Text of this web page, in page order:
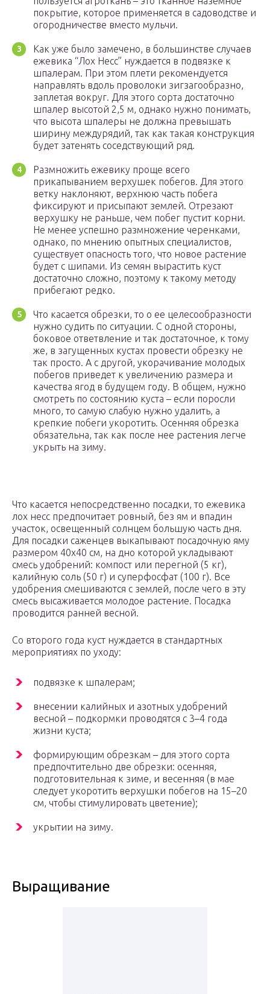
покрытие, которое применяется в садоводстве и
огородничестве вместо мульчи.
Как уже было замечено, в большинстве случаев
ежевика “Лох Несс” нуждается в подвязке к
шпалерам. При этом плети рекомендуется
направлять вдоль проволоки зигзагообразно,
заплетая вокруг. Для этого сорта достаточно
шпалер высотой 2,5 м, однако нужно понимать,
что высота шпалеры не должна превышать
ширину междурядий, так как такая конструкция
будет затенять соседствующий ряд.
Размножить ежевику проще всего
прикапыванием верхушек побегов. Для этого
ветку наклоняют, верхнюю часть побега
фиксируют и присыпают землей. Отрезают
верхушку не раньше, чем побег пустит корни.
Не менее успешно размножение черенками,
однако, по мнению опытных специалистов,
существует опасность того, что новое растение
будет с шипами. Из семян вырастить куст
достаточно сложно, поэтому к такому методу
прибегают редко.
Что касается обрезки, то о ее целесообразности
нужно судить по ситуации. С одной стороны,
боковое ответвление и так достаточное, к тому
же, в загущенных кустах провести обрезку не
так просто. А с другой, укорачивание молодых
побегов приведет к увеличению размера и
качества ягод в будущем году. В общем, нужно
смотреть по состоянию куста – если поросли
много, то самую слабую нужно удалить, а
крепкие побеги укоротить. Осенняя обрезка
обязательна, так как после нее растения легче
укрыть на зиму.
Что касается непосредственно посадки, то ежевика
лох несс предпочитает ровный, без ям и впадин
участок, освещенный солнцем большую часть дня.
Для посадки саженцев выкапывают посадочную яму
размером 40х40 см, на дно которой укладывают
смесь удобрений: компост или перегной (5 кг),
калийную соль (50 г) и суперфосфат (100 г). Все
удобрения смешиваются с землей, после чего в эту
смесь высаживается молодое растение. Посадка
проводится ранней весной.
Со второго года куст нуждается в стандартных
мероприятиях по уходу:
подвязке к шпалерам;
внесении калийных и азотных удобрений
весной – подкормки проводятся с 3–4 года
жизни куста;
формирующим обрезкам – для этого сорта
предпочтительно две обрезки: осенняя,
подготовительная к зиме, и весенняя (в мае
следует укоротить верхушки побегов на 15–20
см, чтобы стимулировать цветение);
укрытии на зиму.
Выращивание